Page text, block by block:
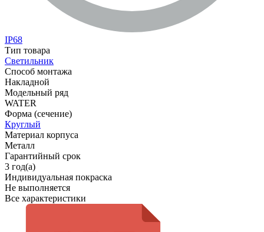
IP68
Тип товара
Светильник
Способ монтажа
Накладной
Модельный ряд
WATER
Форма (сечение)
Круглый
Материал корпуса
Металл
Гарантийный срок
3 год(а)
Индивидуальная покраска
Не выполняется
Все характеристики